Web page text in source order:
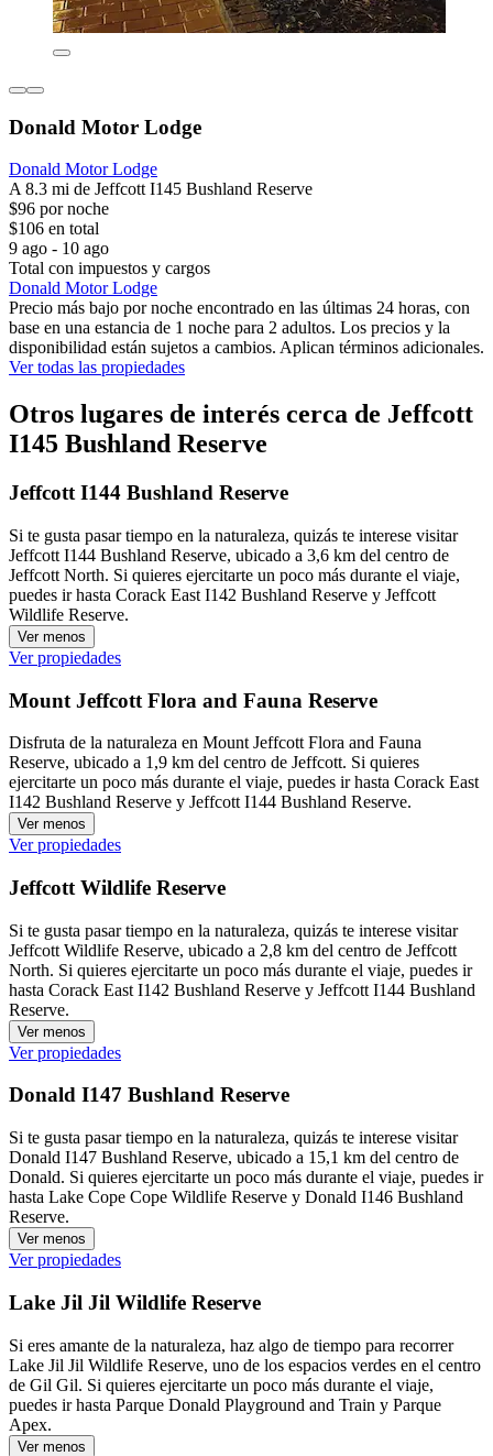
Donald Motor Lodge
Donald Motor Lodge
A 8.3 mi de Jeffcott I145 Bushland Reserve
$96 por noche
$106 en total
9 ago - 10 ago
Total con impuestos y cargos
Donald Motor Lodge
Precio más bajo por noche encontrado en las últimas 24 horas, con
base en una estancia de 1 noche para 2 adultos. Los precios y la
disponibilidad están sujetos a cambios. Aplican términos adicionales.
Ver todas las propiedades
Otros lugares de interés cerca de Jeffcott
I145 Bushland Reserve
Jeffcott I144 Bushland Reserve
Si te gusta pasar tiempo en la naturaleza, quizás te interese visitar
Jeffcott I144 Bushland Reserve, ubicado a 3,6 km del centro de
Jeffcott North. Si quieres ejercitarte un poco más durante el viaje,
puedes ir hasta Corack East I142 Bushland Reserve y Jeffcott
Wildlife Reserve.
Ver menos
Ver propiedades
Mount Jeffcott Flora and Fauna Reserve
Disfruta de la naturaleza en Mount Jeffcott Flora and Fauna
Reserve, ubicado a 1,9 km del centro de Jeffcott. Si quieres
ejercitarte un poco más durante el viaje, puedes ir hasta Corack East
I142 Bushland Reserve y Jeffcott I144 Bushland Reserve.
Ver menos
Ver propiedades
Jeffcott Wildlife Reserve
Si te gusta pasar tiempo en la naturaleza, quizás te interese visitar
Jeffcott Wildlife Reserve, ubicado a 2,8 km del centro de Jeffcott
North. Si quieres ejercitarte un poco más durante el viaje, puedes ir
hasta Corack East I142 Bushland Reserve y Jeffcott I144 Bushland
Reserve.
Ver menos
Ver propiedades
Donald I147 Bushland Reserve
Si te gusta pasar tiempo en la naturaleza, quizás te interese visitar
Donald I147 Bushland Reserve, ubicado a 15,1 km del centro de
Donald. Si quieres ejercitarte un poco más durante el viaje, puedes ir
hasta Lake Cope Cope Wildlife Reserve y Donald I146 Bushland
Reserve.
Ver menos
Ver propiedades
Lake Jil Jil Wildlife Reserve
Si eres amante de la naturaleza, haz algo de tiempo para recorrer
Lake Jil Jil Wildlife Reserve, uno de los espacios verdes en el centro
de Gil Gil. Si quieres ejercitarte un poco más durante el viaje,
puedes ir hasta Parque Donald Playground and Train y Parque
Apex.
Ver menos